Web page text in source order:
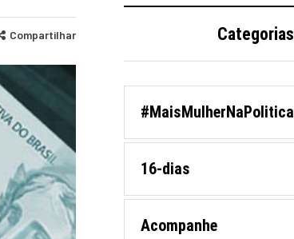
Compartilhar Categorias
#MaisMulherNaPolitica
16-dias
Acompanhe